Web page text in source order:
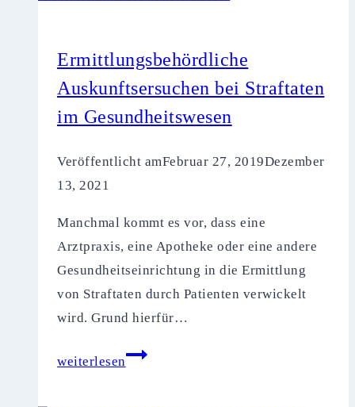
Ermittlungsbehördliche
Auskunftsersuchen bei Straftaten
im Gesundheitswesen
Veröffentlicht amFebruar 27, 2019Dezember
13, 2021
Manchmal kommt es vor, dass eine
Arztpraxis, eine Apotheke oder eine andere
Gesundheitseinrichtung in die Ermittlung
von Straftaten durch Patienten verwickelt
wird. Grund hierfür…
weiterlesenErmittlungsbehördliche